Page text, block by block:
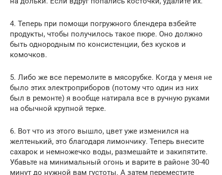
4. Теперь при помощи погружного блендера взбейте
продукты, чтобы получилось такое пюре. Оно должно
быть однородным по консистенции, без кусков и
комочков.
5. Либо же все перемолите в мясорубке. Когда у меня не
было этих электроприборов (потому что один из них
был в ремонте) я вообще натирала все в ручную руками
на обычной крупной терке.
6. Вот что из этого вышло, цвет уже изменился на
желтенький, это благодаря лимончику. Теперь внесите
сахарок и немножечко воды, размешайте и закипятите.
Убавьте на минимальный огонь и варите в районе 30-40
минут до нужной вам густоты. А затем переместите